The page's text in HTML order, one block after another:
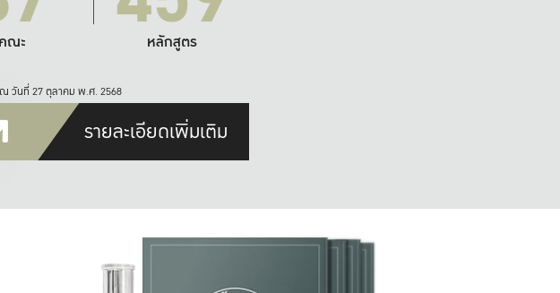
คณะ หลักสูตร
วันที่ 27 ตุลาคม พ.ศ. 2568
รายละเอียดเพิ่มเติม